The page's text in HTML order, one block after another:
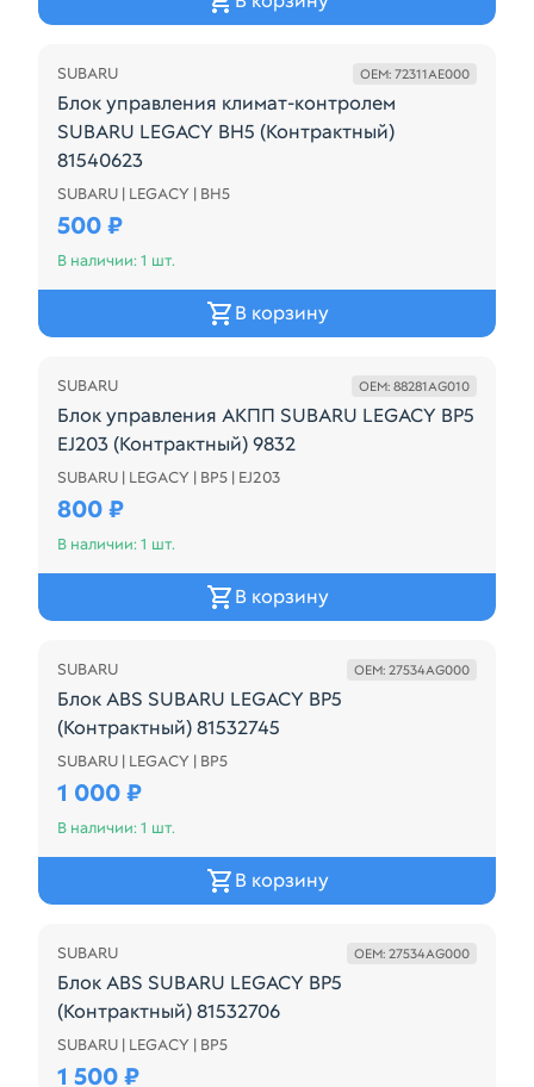
SUBARU OEM: 72311AE000
Блок управления климат-контролем
SUBARU LEGACY BH5 (Контрактный)
81540623
72311AE000
SUBARU | LEGACY | BH5
500 ₽
В наличии: 1 шт.
В корзину
SUBARU OEM: 88281AG010
Блок управления АКПП SUBARU LEGACY BP5
EJ203 (Контрактный) 9832
88281AG010
SUBARU | LEGACY | BP5 | EJ203
800 ₽
В наличии: 1 шт.
В корзину
SUBARU OEM: 27534AG000
Блок ABS SUBARU LEGACY BP5
(Контрактный) 81532745
27534AG000
SUBARU | LEGACY | BP5
1 000 ₽
В наличии: 1 шт.
В корзину
SUBARU OEM: 27534AG000
Блок ABS SUBARU LEGACY BP5
(Контрактный) 81532706
27534AG000
SUBARU | LEGACY | BP5
1 500 ₽